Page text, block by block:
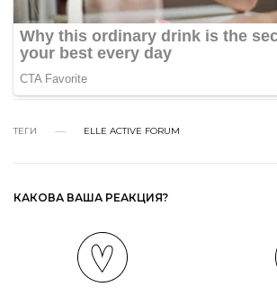
ТЕГИ ELLE ACTIVE FORUM
КАКОВА ВАША РЕАКЦИЯ?